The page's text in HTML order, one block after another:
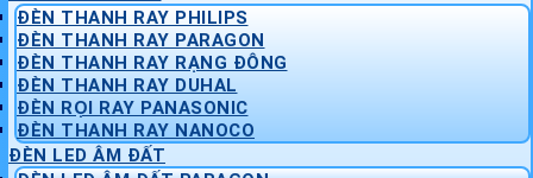
ĐÈN THANH RAY PHILIPS
ĐÈN THANH RAY PARAGON
ĐÈN THANH RAY RẠNG ĐÔNG
ĐÈN THANH RAY DUHAL
ĐÈN RỌI RAY PANASONIC
ĐÈN THANH RAY NANOCO
ĐÈN LED ÂM ĐẤT